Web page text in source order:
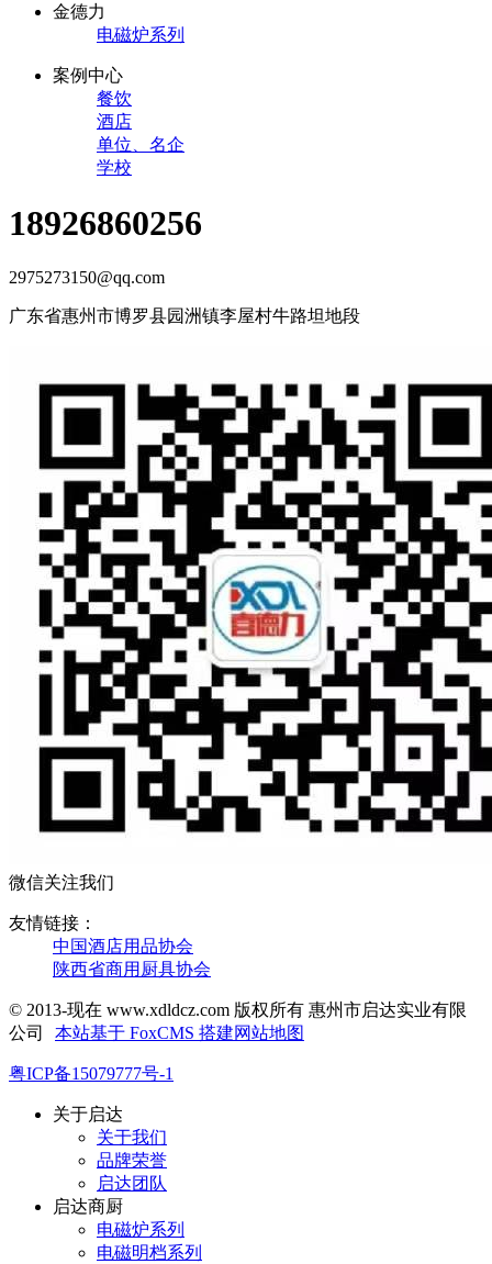
金德力
电磁炉系列
案例中心
餐饮
酒店
单位、名企
学校
18926860256
2975273150@qq.com
广东省惠州市博罗县园洲镇李屋村牛路坦地段
微信关注我们
友情链接：
中国酒店用品协会
陕西省商用厨具协会
© 2013-现在 www.xdldcz.com 版权所有 惠州市启达实业有限
公司
本站基于 FoxCMS 搭建网站地图
粤ICP备15079777号-1
关于启达
关于我们
品牌荣誉
启达团队
启达商厨
电磁炉系列
电磁明档系列